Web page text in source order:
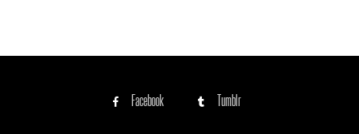
Facebook Tumblr